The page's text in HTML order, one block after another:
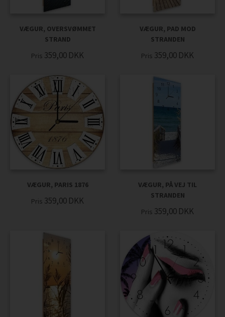
VÆGUR, OVERSVØMMET
STRAND
Pris 359,00 DKK
VÆGUR, PAD MOD
STRANDEN
Pris 359,00 DKK
VÆGUR, PARIS 1876
Pris 359,00 DKK
VÆGUR, PÅ VEJ TIL
STRANDEN
Pris 359,00 DKK